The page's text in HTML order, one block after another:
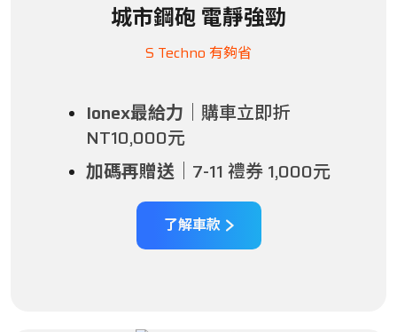
城市鋼砲 電靜強勁
S Techno 有夠省
Ionex最給力｜ 購車立即折
NT10,000元
加碼再贈送｜ 7-11 禮券 1,000元
了解車款